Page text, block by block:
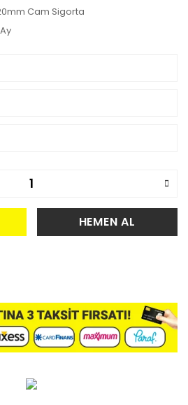
Cam Sigorta
HEMEN AL